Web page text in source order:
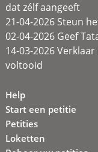
dat zélf aangeeft
21-04-2026 Steun
02-04-2026 Geef
14-03-2026
voltooid
Help
Start een petitie
Petities
Loketten